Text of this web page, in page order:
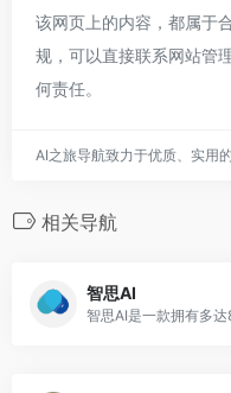
该网页上的内容，都属于
规，可以直接联系网站管
何责任。
AI之旅导航致力于优质、实用
相关导航
智思AI